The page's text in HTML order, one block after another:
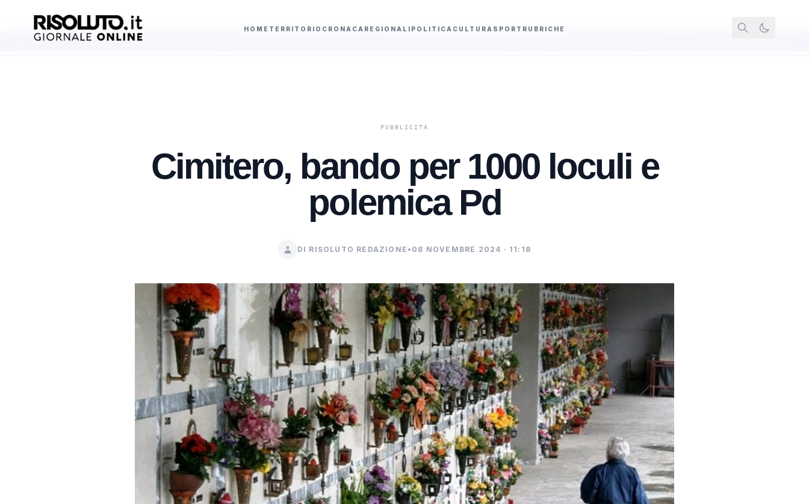
HOME TERRITORIO CRONACA REGIONALI POLITICA CULTURA SPORT RUBRICHE
AGGIORNAMENTI
la fiducia a Infantino dopo il ritiro del progetto Ffe e chiede di fermare gli attacchi
Cimitero, bando per 1000 loculi e
polemica Pd
DI RISOLUTO REDAZIONE • 08 NOVEMBRE 2024 · 11:18